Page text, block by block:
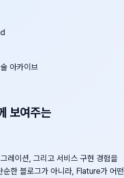
아카이브
보여주는
레이션, 그리고 서비스 구현 경험을
순한 블로그가 아니라, Flature가 어떤